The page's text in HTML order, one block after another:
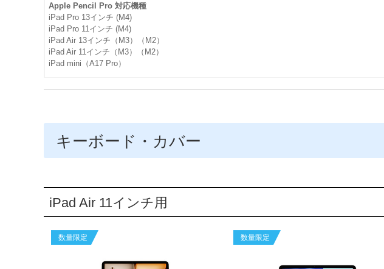
Apple Pencil Pro 対応機種
iPad Pro 13インチ (M4)
iPad Pro 11インチ (M4)
iPad Air 13インチ（M3）（M2）
iPad Air 11インチ（M3）（M2）
iPad mini（A17 Pro）
キーボード・カバー
iPad Air 11インチ用
数量限定 数量限定